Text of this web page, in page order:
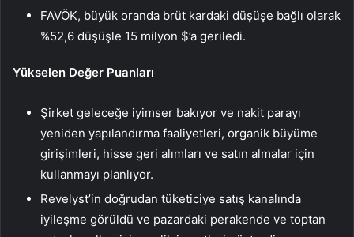
FAVÖK, büyük oranda brüt kardaki düşüşe bağlı olarak
%52,6 düşüşle 15 milyon $’a geriledi.
Yükselen Değer Puanları
Şirket geleceğe iyimser bakıyor ve nakit parayı
yeniden yapılandırma faaliyetleri, organik büyüme
girişimleri, hisse geri alımları ve satın almalar için
kullanmayı planlıyor.
Revelyst’in doğrudan tüketiciye satış kanalında
iyileşme görüldü ve pazardaki perakende ve toptan